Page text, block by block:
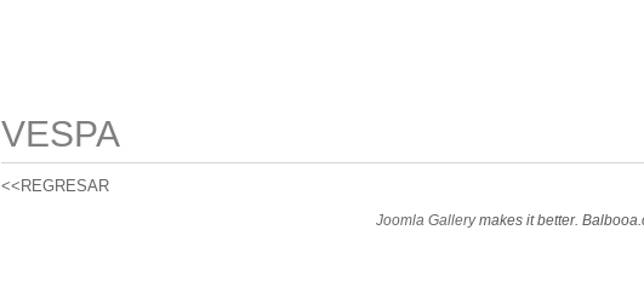
VESPA
<<REGRESAR
Joomla Gallerymakes it better.